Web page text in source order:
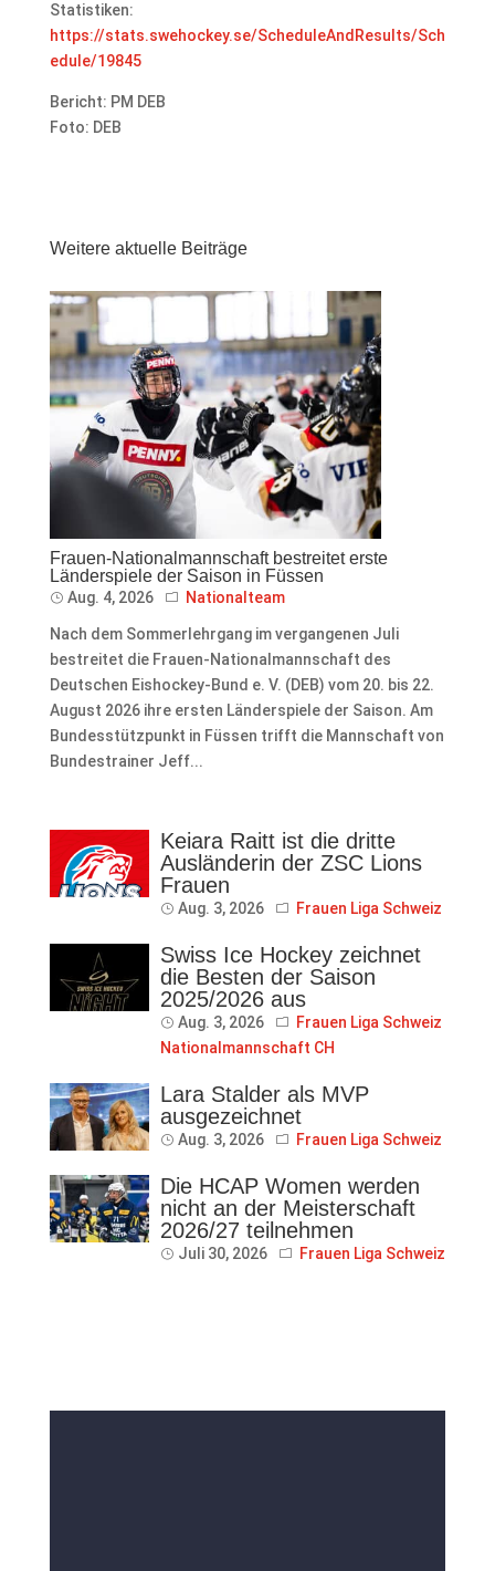
Statistiken:
https://stats.swehockey.se/ScheduleAndResults/Sch
edule/19845
Bericht: PM DEB
Foto: DEB
Weitere aktuelle Beiträge
Frauen-Nationalmannschaft bestreitet erste
Länderspiele der Saison in Füssen
Aug. 4, 2026 Nationalteam
Nach dem Sommerlehrgang im vergangenen Juli
bestreitet die Frauen-Nationalmannschaft des
Deutschen Eishockey-Bund e. V. (DEB) vom 20. bis 22.
August 2026 ihre ersten Länderspiele der Saison. Am
Bundesstützpunkt in Füssen trifft die Mannschaft von
Bundestrainer Jeff...
Keiara Raitt ist die dritte
Ausländerin der ZSC Lions
Frauen
Aug. 3, 2026 Frauen Liga Schweiz
Swiss Ice Hockey zeichnet
die Besten der Saison
2025/2026 aus
Aug. 3, 2026
Frauen Liga Schweiz
Nationalmannschaft CH
Lara Stalder als MVP
ausgezeichnet
Aug. 3, 2026 Frauen Liga Schweiz
Die HCAP Women werden
nicht an der Meisterschaft
2026/27 teilnehmen
Juli 30, 2026 Frauen Liga Schweiz